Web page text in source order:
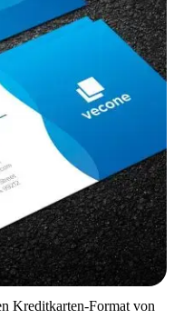
Kreditkarten-Format von